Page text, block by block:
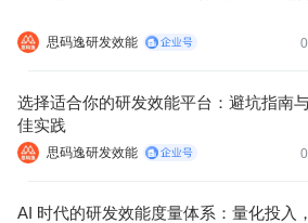
思码逸研发效能
选择适合你的研发效能平台：避坑指南
佳实践
思码逸研发效能
AI 时代的研发效能度量体系：量化投入